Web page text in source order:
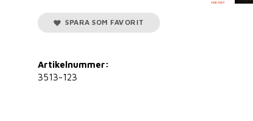
SPARA SOM FAVORIT
Artikelnummer:
3513-123